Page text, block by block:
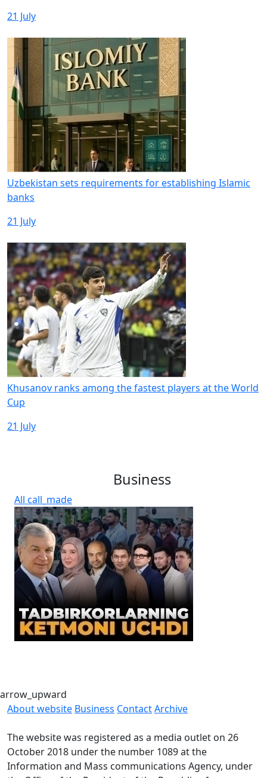
21 July
Uzbekistan sets requirements for establishing Islamic
banks
21 July
Khusanov ranks among the fastest players at the World
Cup
21 July
Business
All call_made
arrow_upward
About website Business ContactArchive
The website was registered as a media outlet on 26
October 2018 under the number 1089 at the
Information and Mass communications Agency, under